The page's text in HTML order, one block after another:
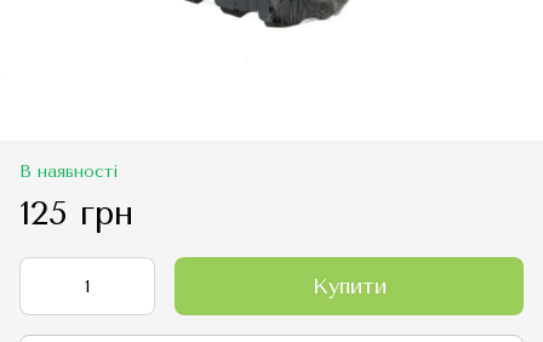
В наявності
125 грн
Купити